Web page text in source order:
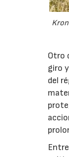
Otro
giro
del